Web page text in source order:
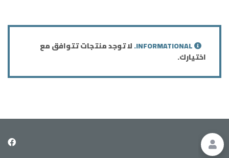
INFORMATIONAL. لا توجد منتجات تتوافق مع
اختيارك.